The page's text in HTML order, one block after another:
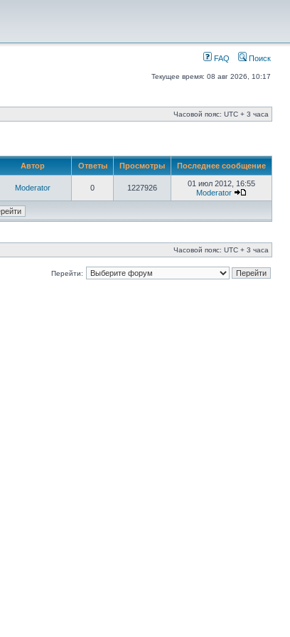
FAQ Поиск
Текущее время: 08 авг 2026, 10:17
Часовой пояс: UTC + 3 часа
Автор Ответы Просмотры Последнее сообщение
Moderator 0 1227926
01 июл 2012, 16:55
Moderator
Часовой пояс: UTC + 3 часа
Перейти: